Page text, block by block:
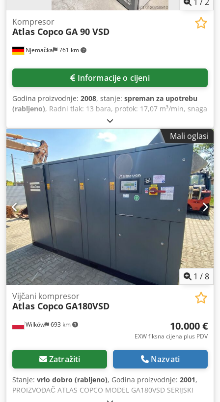
Njemačka 761 km
Kompresor
Atlas Copco GA 90 VSD
Informacije o cijeni
Godina proizvodnje: 2008, stanje: spreman za upotrebu
(rabljeno), Radni tlak: 13 bara, protok: 17,07 m³/min, snaga
motora: 90 kW, brzina motora: 3480 okr/min, težina: cca
1750 kg. Frekvencijski pretvarač stroja je neispravan.
Moguć je pregled na licu mjesta. Cjdpfx Aexmkc Tjhberf
Mali oglasi
1 /8
Wilków 693 km
Vijčani kompresor
Atlas Copco GA180VSD
10.000 €
EXW fiksna cijena plus PDV
Zatražiti Nazvati
Stanje: vrlo dobro (rabljeno), Godina proizvodnje: 2001,
PROIZVOĐAČ ATLAS COPCO MODEL GA180VSD SERIJSKI